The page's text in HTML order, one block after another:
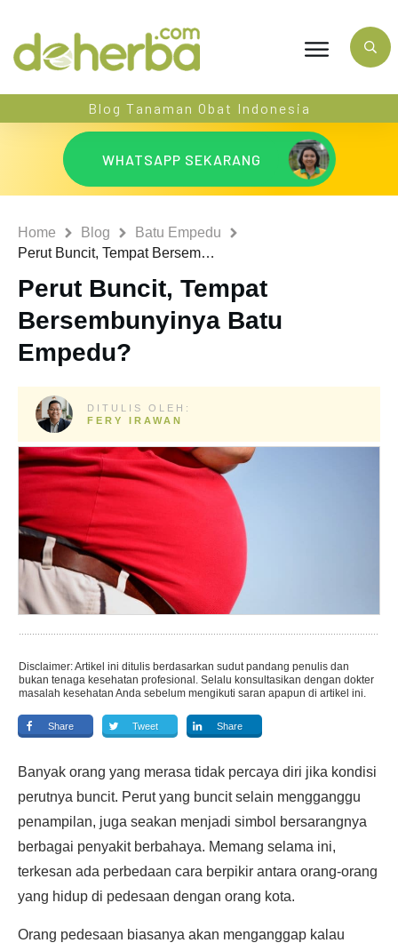
Blog Tanaman Obat Indonesia
WHATSAPP SEKARANG
Home Blog
Batu Empedu
Perut Buncit, Tempat Bersembunyinya Batu Empedu?
Perut Buncit, Tempat
Bersembunyinya Batu
Empedu?
DITULIS OLEH:
FERY IRAWAN
Disclaimer: Artikel ini ditulis berdasarkan sudut pandang penulis dan
bukan tenaga kesehatan profesional. Selalu konsultasikan dengan dokter
masalah kesehatan Anda sebelum mengikuti saran apapun di artikel ini.
Share Tweet Share
Banyak orang yang merasa tidak percaya diri jika kondisi
perutnya buncit. Perut yang buncit selain mengganggu
penampilan, juga seakan menjadi simbol bersarangnya
berbagai penyakit berbahaya. Memang selama ini,
terkesan ada perbedaan cara berpikir antara orang-orang
yang hidup di pedesaan dengan orang kota.
Orang pedesaan biasanya akan menganggap kalau